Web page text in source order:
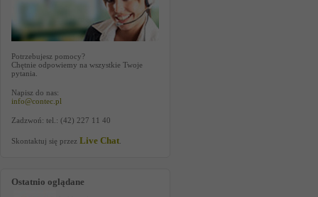
Potrzebujesz pomocy?
Chętnie odpowiemy na wszystkie Twoje
pytania.
Napisz do nas:
info@contec.pl
Zadzwoń: tel.: (42) 227 11 40
Skontaktuj się przez Live Chat
Ostatnio oglądane